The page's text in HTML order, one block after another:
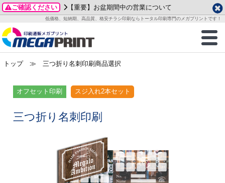
ご確認ください 【重要】お盆期間中の営業について
低価格、短納期、高品質、格安チラシ印刷ならトータル印刷専門のメガプリントです！
商品一覧
グッズ
ステッカー
ックカード印刷
ィ・販促グッズ
ご利用ガイド
お客様へ
いて
ついて
方法
刷
カード印刷
ード印刷
ックカード名刺
データ作成ガイド
成前に
ガイド
イド
加工指示ガイド
テンプレート
ード印刷
名刺印刷
名刺印刷
ックカード
一覧
わせ
質問FAQ
り
2026年 8月
月
火 水 木 金
土
1
11 12 13 14
15
24
25 26 27 28
2026年 9月
木 金
土
3 4
5
トップ≫ 三つ折り名刺印刷商品選択
オフセット印刷 スジ入れ2本セット
三つ折り名刺印刷